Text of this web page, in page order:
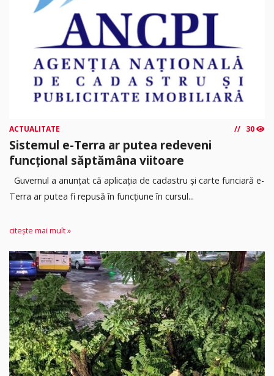
ACTUALITATE 30
Sistemul e-Terra ar putea redeveni
funcțional săptămâna viitoare
Guvernul a anunțat că aplicația de cadastru și carte funciară e-
Terra ar putea fi repusă în funcțiune în cursul...
citește mai mult »